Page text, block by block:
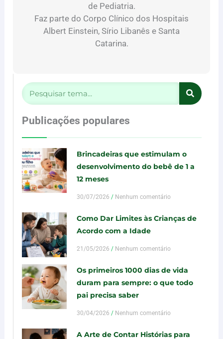
de Pediatria.
Faz parte do Corpo Clínico dos Hospitais
Albert Einstein, Sírio Libanês e Santa
Catarina.
Pesquisar
Publicações populares
Brincadeiras que estimulam o
desenvolvimento do bebê de 1 a
12 meses
30/07/2026 Nenhum comentário
Como Dar Limites às Crianças de
Acordo com a Idade
21/05/2026 Nenhum comentário
Os primeiros 1000 dias de vida
duram para sempre: o que todo
pai precisa saber
30/04/2026 Nenhum comentário
A Arte de Contar Histórias para